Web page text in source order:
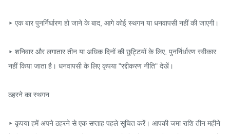
▸ एक बार पुनर्निर्धारण हो जाने के बाद, आगे कोई स्थगन या धनवापसी नहीं की जाएगी।
▸ शनिवार और लगातार तीन या अधिक दिनों की छुट्टियों के लिए, पुनर्निर्धारण स्वीकार
नहीं किया जाता है। धनवापसी के लिए कृपया "रद्दीकरण नीति" देखें।
ठहरने का स्थगन
▸ कृपया हमें अपने ठहरने से एक सप्ताह पहले सूचित करें। आपकी जमा राशि तीन महीने